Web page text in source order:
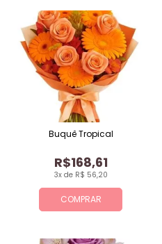
COMPRAR
3x de R$ 56,20
R$168,61
Buquê Tropical